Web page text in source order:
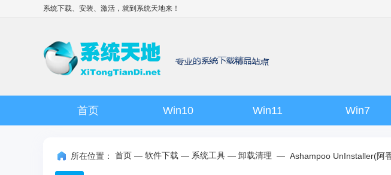
系统下载、安装、激活，就到 系统天地来！
首页 Win10 Win11 Win7
所在位置： 首页 — 软件下载 — 系统工具 — 卸载清理 — Ashampoo UnInstaller(阿